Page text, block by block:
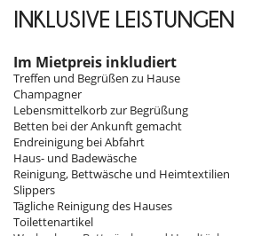
bedroom includes also TV, safe, dressing room,
dryer, towel dryer.
Room 3
Room, Lower floor. This bedroom has 1 double
washbasins, bathtub, walk-in shower.
bedroom includes also TV, safe, dressing room,
dryer, towel dryer.
Room 4
Room, Lower floor. This bedroom has 1 double
washbasins, walk-in shower. separate WC
includes also TV, safe, dressing room, hair dryer,
INKLUSIVE LEISTUNGEN
Im Mietpreis inkludiert
Treffen und Begrüßen zu Hause
Champagner
Lebensmittelkorb zur Begrüßung
Betten bei der Ankunft gemacht
Endreinigung bei Abfahrt
Haus- und Badewäsche
Reinigung, Bettwäsche und Heimtextilien
Slippers
Tägliche Reinigung des Hauses
Toilettenartikel